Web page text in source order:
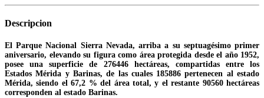
Descripcion
El Parque Nacional Sierra Nevada, arriba a su septuagésimo primer
aniversario, elevando su figura como área protegida desde el año 1952,
posee una superficie de 276446 hectáreas, compartidas entre los
Estados Mérida y Barinas, de las cuales 185886 pertenecen al estado
Mérida, siendo el 67,2 % del área total, y el restante 90560 hectáreas
corresponden al estado Barinas.